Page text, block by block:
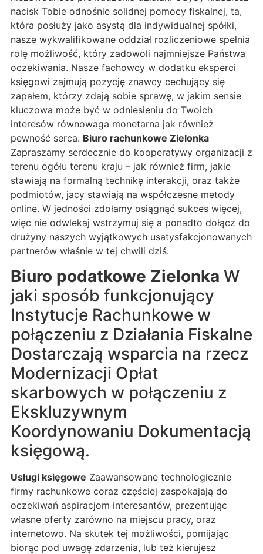
nacisk Tobie odnośnie solidnej pomocy fiskalnej, ta,
która posłuży jako asystą dla indywidualnej spółki,
nasze wykwalifikowane oddział rozliczeniowe spełnia
rolę możliwość, który zadowoli najmniejsze Państwa
oczekiwania. Nasze fachowcy w dodatku eksperci
księgowi zajmują pozycję znawcy cechujący się
zapałem, którzy zdają sobie sprawę, w jakim sensie
kluczowa może być w odniesieniu do Twoich
interesów równowaga monetarna jak również
pewność serca. Biuro rachunkowe Zielonka
Zapraszamy serdecznie do kooperatywy organizacji z
terenu ogółu terenu kraju – jak również firm, jakie
stawiają na formalną technikę interakcji, oraz także
podmiotów, jacy stawiają na współczesne metody
online. W jedności zdołamy osiągnąć sukces więcej,
więc nie odwlekaj wstrzymuj się a ponadto dołącz do
drużyny naszych wyjątkowych usatysfakcjonowanych
partnerów właśnie w tej chwili dziś.
Biuro podatkowe Zielonka W
jaki sposób funkcjonujący
Instytucje Rachunkowe w
połączeniu z Działania Fiskalne
Dostarczają wsparcia na rzecz
Modernizacji Opłat
skarbowych w połączeniu z
Ekskluzywnym
Koordynowaniu Dokumentacją
księgową.
Usługi księgowe Zaawansowane technologicznie
firmy rachunkowe coraz częściej zaspokajają do
oczekiwań aspiracjom interesantów, prezentując
własne oferty zarówno na miejscu pracy, oraz
internetowo. Na skutek tej możliwości, pomijając
biorąc pod uwagę zdarzenia, lub też kierujesz